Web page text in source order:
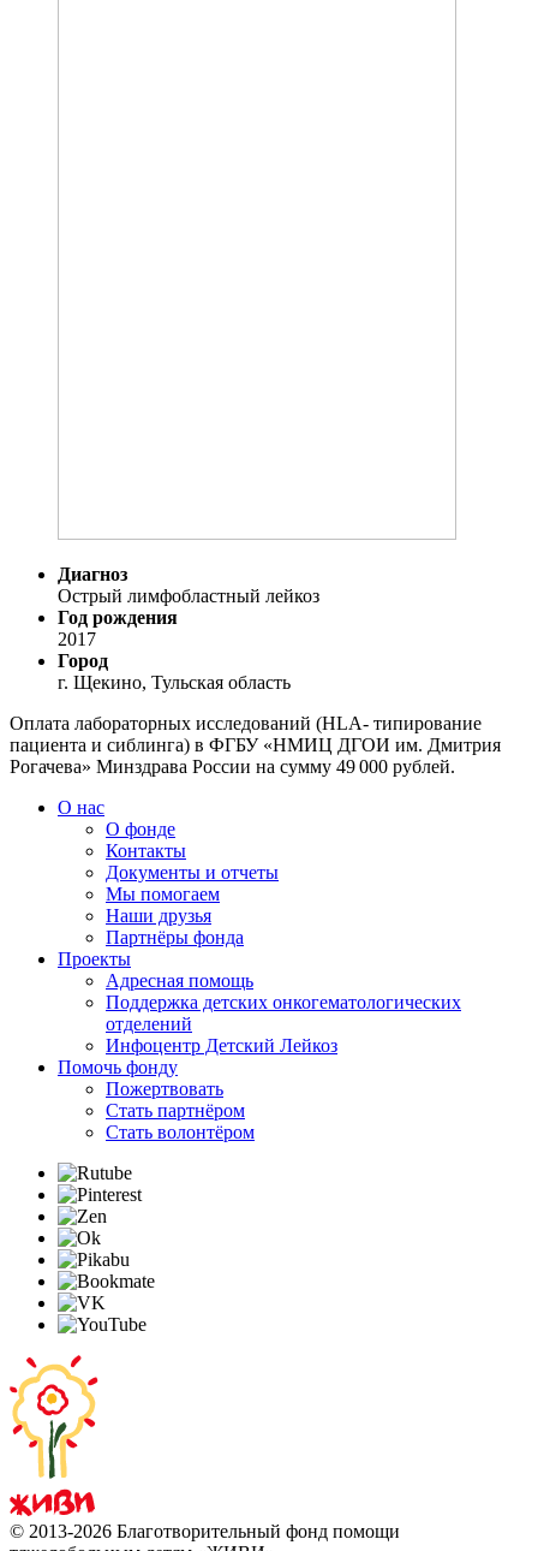
Диагноз
Острый лимфобластный лейкоз
Год рождения
2017
Город
г. Щекино, Тульская область
Оплата лабораторных исследований (HLA- типирование
пациента и сиблинга) в ФГБУ «НМИЦ ДГОИ им. Дмитрия
Рогачева» Минздрава России на сумму 49 000 рублей.
О нас
О фонде
Контакты
Документы и отчеты
Мы помогаем
Наши друзья
Партнёры фонда
Проекты
Адресная помощь
Поддержка детских онкогематологических
отделений
Инфоцентр Детский Лейкоз
Помочь фонду
Пожертвовать
Стать партнёром
Стать волонтёром
© 2013-2026 Благотворительный фонд помощи